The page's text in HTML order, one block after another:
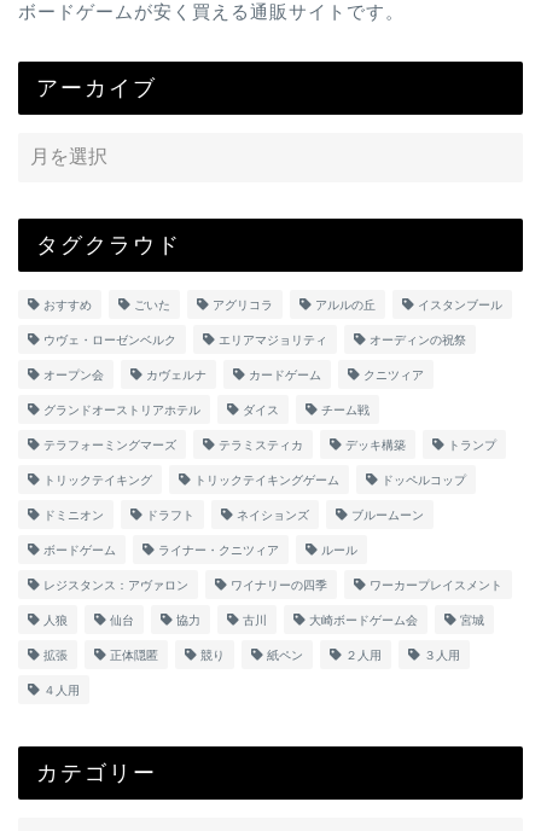
ボードゲームが安く買える通販サイトです。
アーカイブ
タグクラウド
おすすめ ごいた アグリコラ アルルの丘 イスタンブール
ウヴェ・ローゼンベルク エリアマジョリティ オーディンの祝祭
オープン会 カヴェルナ カードゲーム クニツィア
グランドオーストリアホテル ダイス チーム戦
テラフォーミングマーズ テラミスティカ デッキ構築 トランプ
トリックテイキング トリックテイキングゲーム ドッペルコップ
ドミニオン ドラフト ネイションズ ブルームーン
ボードゲーム ライナー・クニツィア ルール
レジスタンス：アヴァロン ワイナリーの四季 ワーカープレイスメント
人狼 仙台 協力 古川 大崎ボードゲーム会 宮城
拡張 正体隠匿 競り 紙ペン ２人用 ３人用
４人用
カテゴリー